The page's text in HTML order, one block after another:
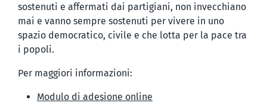
sostenuti e affermati dai partigiani, non invecchiano
mai e vanno sempre sostenuti per vivere in uno
spazio democratico, civile e che lotta per la pace tra
i popoli.
Per maggiori informazioni:
Modulo di adesione online